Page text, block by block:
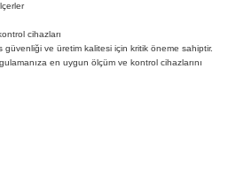
cihazları
güvenliği ve üretim kalitesi için kritik öneme sahiptir.
en uygun ölçüm ve kontrol cihazlarını